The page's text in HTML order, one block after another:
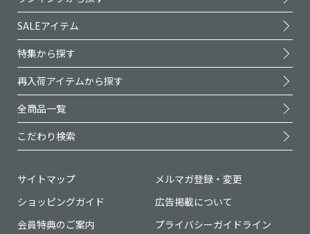
SALEアイテム
特集から探す
再入荷アイテムから探す
全商品一覧
こだわり検索
サイトマップ
メルマガ登録・変更
ショッピングガイド
広告掲載について
会員特典のご案内
プライバシーガイドライン